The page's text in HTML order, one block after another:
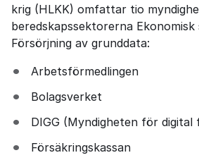
krig (HLKK) omfattar tio
beredskapssektorerna
Försörjning av grunddata:
Arbetsförmedlingen
Bolagsverket
DIGG (Myndigheten för digital
Försäkringskassan